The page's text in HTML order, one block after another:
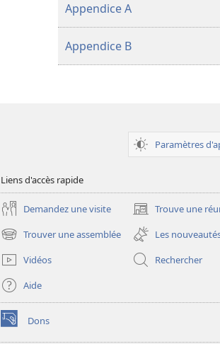
Appendice A
Appendice B
Paramètres
Liens d'accès rapide
Demandez une visite Trouve une
(ouvre
une
nouvelle
fenêtre)
Trouver une assemblée
(ouvre
une
nouvelle
fenêtre)
Les
Vidéos
Rechercher
Aide
Dons
(ouvre
une